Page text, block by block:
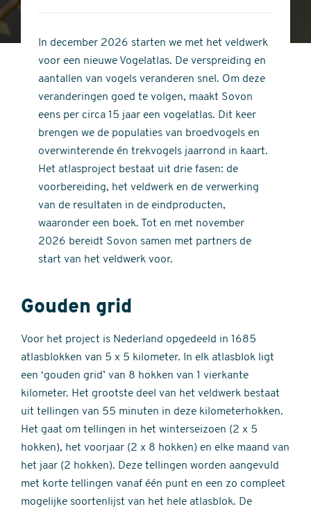
stars
of
stars
In december 2026 starten we met het veldwerk
voor een nieuwe Vogelatlas. De verspreiding en
aantallen van vogels veranderen snel. Om deze
veranderingen goed te volgen, maakt Sovon
eens per circa 15 jaar een vogelatlas. Dit keer
brengen we de populaties van broedvogels en
overwinterende én trekvogels jaarrond in kaart.
Het atlasproject bestaat uit drie fasen: de
voorbereiding, het veldwerk en de verwerking
van de resultaten in de eindproducten,
waaronder een boek. Tot en met november
2026 bereidt Sovon samen met partners de
start van het veldwerk voor.
Gouden grid
Voor het project is Nederland opgedeeld in 1685
atlasblokken van 5 x 5 kilometer. In elk atlasblok ligt
een ‘gouden grid’ van 8 hokken van 1 vierkante
kilometer. Het grootste deel van het veldwerk bestaat
uit tellingen van 55 minuten in deze kilometerhokken.
Het gaat om tellingen in het winterseizoen (2 x 5
hokken), het voorjaar (2 x 8 hokken) en elke maand van
het jaar (2 hokken). Deze tellingen worden aangevuld
met korte tellingen vanaf één punt en een zo compleet
mogelijke soortenlijst van het hele atlasblok. De